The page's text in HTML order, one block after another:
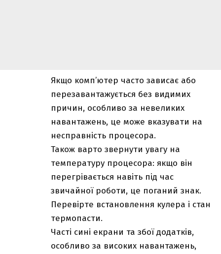
Якщо комп’ютер часто зависає або
перезавантажується без видимих
причин, особливо за невеликих
навантажень, це може вказувати на
несправність процесора.
Також варто звернути увагу на
температуру процесора: якщо він
перегрівається навіть під час
звичайної роботи, це поганий знак.
Перевірте встановлення кулера і стан
термопасти.
Часті сині екрани та збої додатків,
особливо за високих навантажень,